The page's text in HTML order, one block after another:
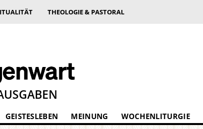
THEOLOGIE & PASTORAL
GEISTESLEBEN MEINUNG WOCHENLITURGIE